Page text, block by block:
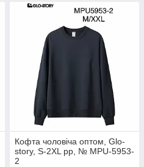
Кофта чоловіча оптом, Glo-
story, S-2XL рр, № MPU-5953-
2